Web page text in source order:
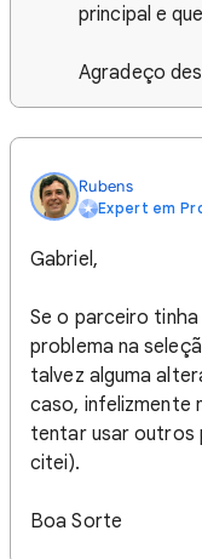
principal e
Agradeço
Rubens
Expert em
Gabriel,
Se o parceiro
problema na
talvez alguma
caso, infelizmente
tentar usar outros
citei).
Boa Sorte